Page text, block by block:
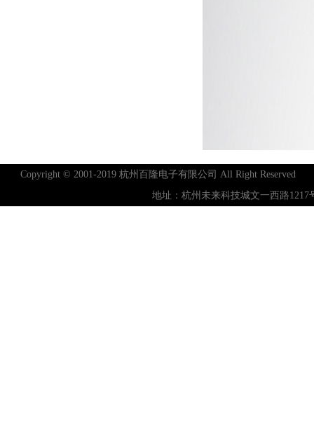
Copyright © 2001-2019 杭州百隆电子有限公司 All Right Reserved
地址：杭州未来科技城文一西路1217